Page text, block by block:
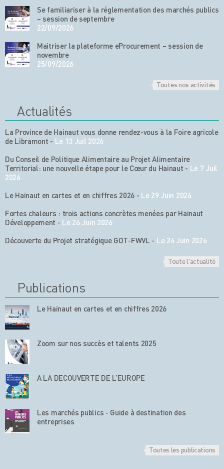
Se familiariser à la réglementation des marchés publics
– session de septembre
22/09/2026
Maitriser la plateforme eProcurement – session de
novembre
25/09/2026
Toutes nos activités
Actualités
La Province de Hainaut vous donne rendez-vous à la Foire agricole
de Libramont - Le 13 Juil 2026
Du Conseil de Politique Alimentaire au Projet Alimentaire
Territorial: une nouvelle étape pour le Cœur du Hainaut - Le 7 Juil
2026
Le Hainaut en cartes et en chiffres 2026 - Le 29 Juin 2026
Fortes chaleurs : trois actions concrètes menées par Hainaut
Développement - Le 26 Juin 2026
Découverte du Projet stratégique GOT-FWVL - Le 24 Juin 2026
Toute l'actualité
Publications
Le Hainaut en cartes et en chiffres 2026
Zoom sur nos succès et talents 2025
A LA DECOUVERTE DE L’EUROPE
Les marchés publics - Guide à destination des
entreprises
Toutes les publications